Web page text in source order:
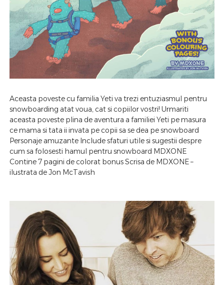
Aceasta poveste cu familia Yeti va trezi entuziasmul pentru
snowboarding atat voua, cat si copiilor vostri! Urmariti
aceasta poveste plina de aventura a familiei Yeti pe masura
ce mama si tata ii invata pe copii sa se dea pe snowboard
Personaje amuzante Include sfaturi utile si sugestii despre
cum sa folosesti hamul pentru snowboard MDXONE
Contine 7 pagini de colorat bonus Scrisa de MDXONE –
ilustrata de Jon McTavish